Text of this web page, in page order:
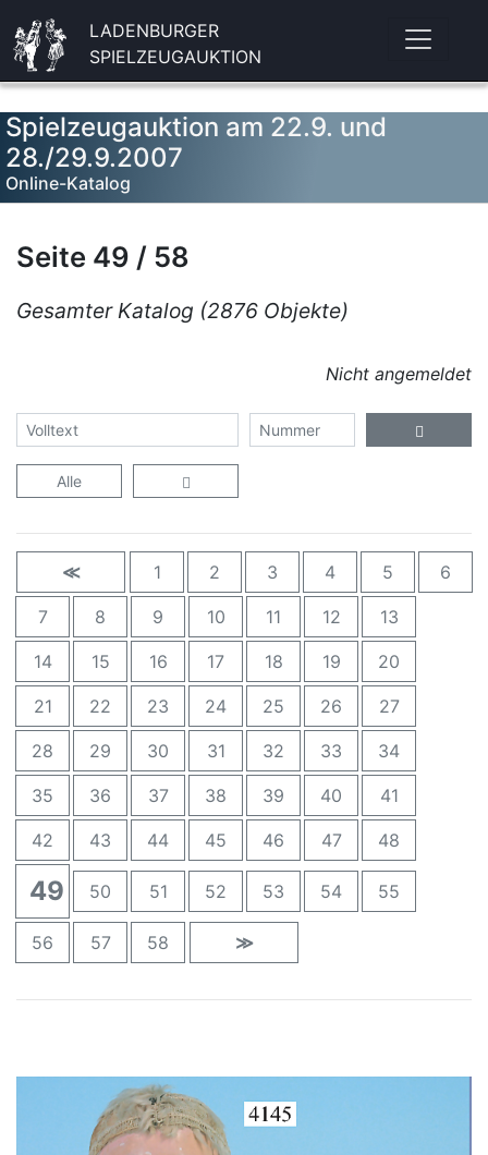
LADENBURGER
SPIELZEUGAUKTION
Spielzeugauktion am 22.9. und
28./29.9.2007
Online-Katalog
Seite 49 / 58
Gesamter Katalog (2876 Objekte)
Nicht angemeldet
Alle
≪ 1 2 3 4 5 6
7 8 9 10 11 12 13
14 15 16 17 18 19 20
21 22 23 24 25 26 27
28 29 30 31 32 33 34
35 36 37 38 39 40 41
42 43 44 45 46 47 48
49 50 51 52 53 54 55
56 57 58 ≫